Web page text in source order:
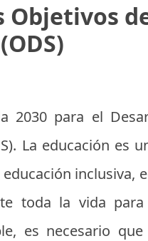
Objetivos
2030 para el
La educación es
inclusiva,
toda la vida
es necesario